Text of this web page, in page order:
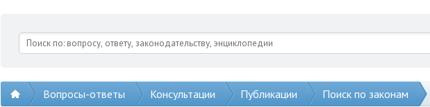
Вопросы-ответы Консультации Публикации Поиск по законам